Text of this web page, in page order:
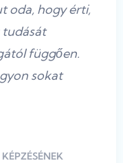
oda, hogy érti,
tudását
függően.
sokat